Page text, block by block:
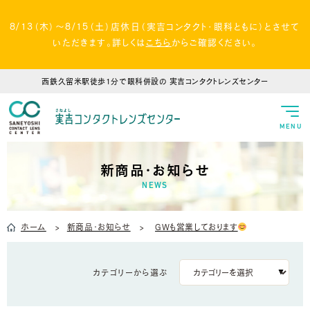
8/13（木）～8/15（土）店休日（実吉コンタクト・眼科ともに）とさせて
いただきます。詳しくは こちら からご確認ください。
西鉄久留米駅徒歩1分で眼科併設の 実吉コンタクトレンズセンター
MENU
新商品・お知らせ
NEWS
ホーム 新商品・お知らせ GWも営業しております
カテゴリーから選ぶ